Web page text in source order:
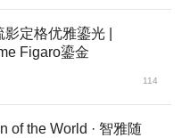
定格优雅鎏光 |
Figaro鎏金
114
of the World · 智雅随